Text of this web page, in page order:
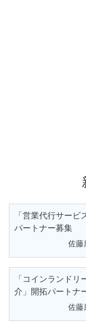
「営業代行サービ
パートナー募集
佐藤
「コインランドリ
介」開拓パートナ
佐藤